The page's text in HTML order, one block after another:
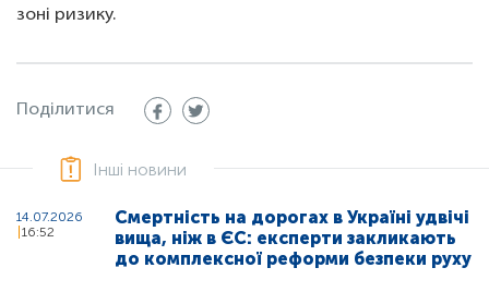
зоні ризику.
Поділитися
Інші новини
14.07.2026
16:52
Смертність на дорогах в Україні удвічі
вища, ніж в ЄС: експерти закликають
до комплексної реформи безпеки руху